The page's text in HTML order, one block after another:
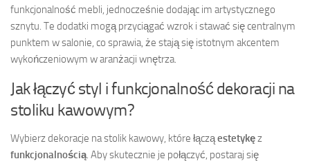
funkcjonalność mebli, jednocześnie dodając im artystycznego
sznytu. Te dodatki mogą przyciągać wzrok i stawać się centralnym
punktem w salonie, co sprawia, że stają się istotnym akcentem
wykończeniowym w aranżacji wnętrza.
Jak łączyć styl i funkcjonalność dekoracji na
stoliku kawowym?
Wybierz dekoracje na stolik kawowy, które łącząestetykęz
funkcjonalnością . Aby skutecznie je połączyć, postaraj się